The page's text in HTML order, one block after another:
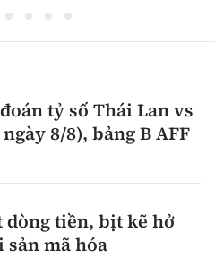
tỷ số Thái Lan vs
8/8), bảng B AFF
dòng tiền, bịt kẽ hở
mã hóa